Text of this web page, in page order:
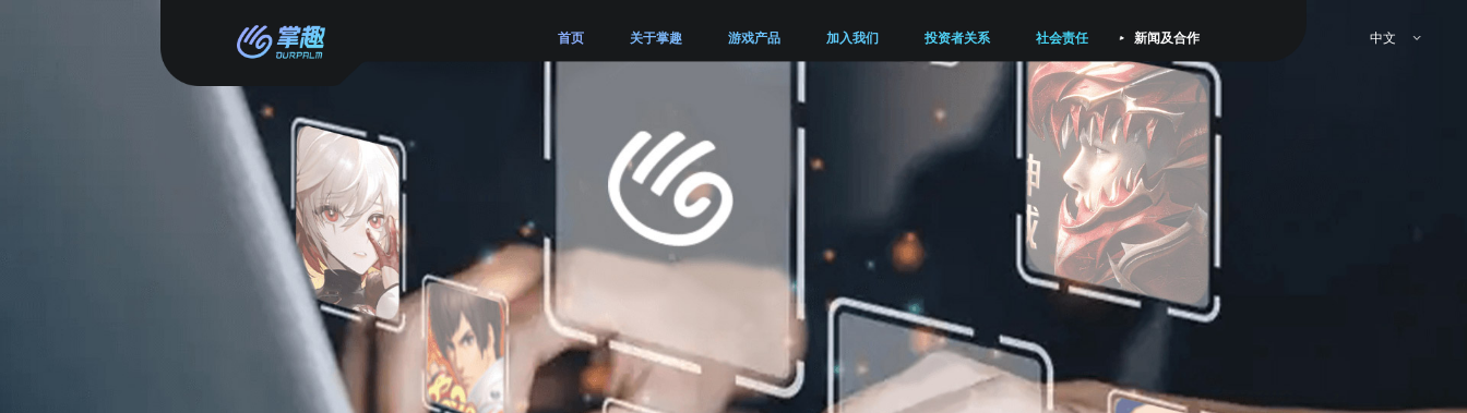
首页 关于掌趣 游戏产品 加入我们 投资者关系 社会责任 新闻及合作 中文